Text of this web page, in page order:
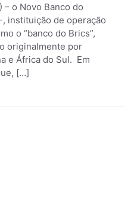
– o Novo Banco do
instituição de operação
o “banco do Brics”,
originalmente por
e África do Sul. Em
[…]